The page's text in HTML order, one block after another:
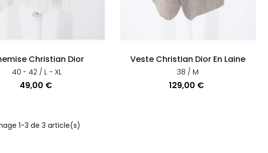
Christian Dior
40 - 42 / L - XL
Prix
49,00 €
Veste Christian Dior En Laine
38 / M
Prix
129,00 €
1-3 de 3 article(s)